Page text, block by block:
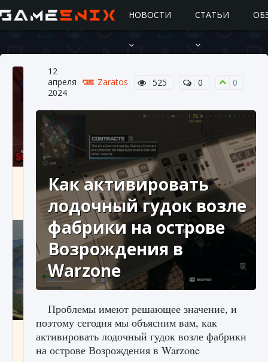
НОВОСТИ СТАТЬИ
Подробное руководство по получению
самоцветов Brawl Stars
10 августа 2024 2 685 0 1
Как исправить ошибку Palworld «Идет
сохранение мира — Невозможно начать
сохранение данных мира»
12
апреля
2024
Zaratos 525 0 0
Как активировать
лодочный гудок возле
фабрики на острове
Возрождения в
Warzone
Проблемы имеют решающее значение, и
поэтому сегодня мы объясним вам, как
активировать лодочный гудок возле фабрики
на острове Возрождения в Warzone